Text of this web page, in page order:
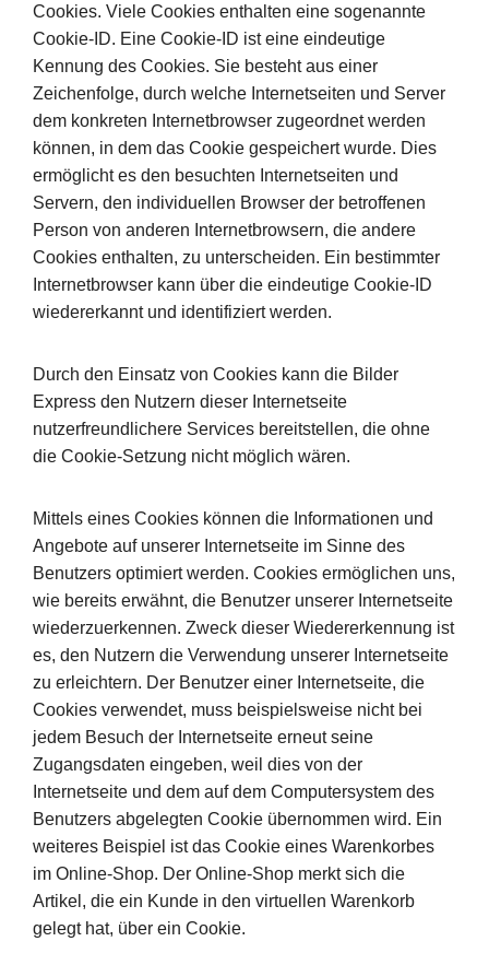
Cookies. Viele Cookies enthalten eine sogenannte
Cookie-ID. Eine Cookie-ID ist eine eindeutige
Kennung des Cookies. Sie besteht aus einer
Zeichenfolge, durch welche Internetseiten und Server
dem konkreten Internetbrowser zugeordnet werden
können, in dem das Cookie gespeichert wurde. Dies
ermöglicht es den besuchten Internetseiten und
Servern, den individuellen Browser der betroffenen
Person von anderen Internetbrowsern, die andere
Cookies enthalten, zu unterscheiden. Ein bestimmter
Internetbrowser kann über die eindeutige Cookie-ID
wiedererkannt und identifiziert werden.
Durch den Einsatz von Cookies kann die Bilder
Express den Nutzern dieser Internetseite
nutzerfreundlichere Services bereitstellen, die ohne
die Cookie-Setzung nicht möglich wären.
Mittels eines Cookies können die Informationen und
Angebote auf unserer Internetseite im Sinne des
Benutzers optimiert werden. Cookies ermöglichen uns,
wie bereits erwähnt, die Benutzer unserer Internetseite
wiederzuerkennen. Zweck dieser Wiedererkennung ist
es, den Nutzern die Verwendung unserer Internetseite
zu erleichtern. Der Benutzer einer Internetseite, die
Cookies verwendet, muss beispielsweise nicht bei
jedem Besuch der Internetseite erneut seine
Zugangsdaten eingeben, weil dies von der
Internetseite und dem auf dem Computersystem des
Benutzers abgelegten Cookie übernommen wird. Ein
weiteres Beispiel ist das Cookie eines Warenkorbes
im Online-Shop. Der Online-Shop merkt sich die
Artikel, die ein Kunde in den virtuellen Warenkorb
gelegt hat, über ein Cookie.